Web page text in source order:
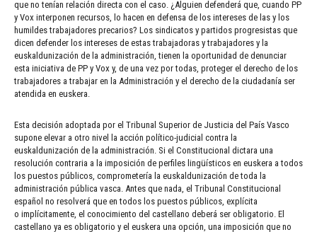
que no tenían relación directa con el caso. ¿Alguien defenderá que, cuando PP
y Vox interponen recursos, lo hacen en defensa de los intereses de las y los
humildes trabajadores precarios? Los sindicatos y partidos progresistas que
dicen defender los intereses de estas trabajadoras y trabajadores y la
euskaldunización de la administración, tienen la oportunidad de denunciar
esta iniciativa de PP y Vox y, de una vez por todas, proteger el derecho de los
trabajadores a trabajar en la Administración y el derecho de la ciudadanía ser
atendida en euskera.
Esta decisión adoptada por el Tribunal Superior de Justicia del País Vasco
supone elevar a otro nivel la acción político-judicial contra la
euskaldunización de la administración. Si el Constitucional dictara una
resolución contraria a la imposición de perfiles lingüísticos en euskera a todos
los puestos públicos, comprometería la euskaldunización de toda la
administración pública vasca. Antes que nada, el Tribunal Constitucional
español no resolverá que en todos los puestos públicos, explícita
o implícitamente, el conocimiento del castellano deberá ser obligatorio. El
castellano ya es obligatorio y el euskera una opción, una imposición que no